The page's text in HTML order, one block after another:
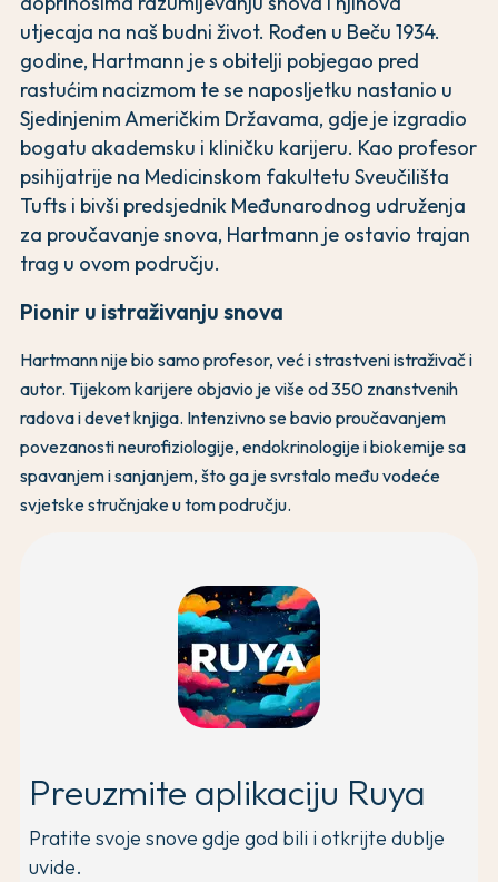
utjecaja na naš budni život. Rođen u Beču 1934.
godine, Hartmann je s obitelji pobjegao pred
rastućim nacizmom te se naposljetku nastanio u
Sjedinjenim Američkim Državama, gdje je izgradio
bogatu akademsku i kliničku karijeru. Kao profesor
psihijatrije na Medicinskom fakultetu Sveučilišta
Tufts i bivši predsjednik Međunarodnog udruženja
za proučavanje snova, Hartmann je ostavio trajan
trag u ovom području.
Pionir u istraživanju snova
Hartmann nije bio samo profesor, već i strastveni istraživač i
autor. Tijekom karijere objavio je više od 350 znanstvenih
radova i devet knjiga. Intenzivno se bavio proučavanjem
povezanosti neurofiziologije, endokrinologije i biokemije sa
spavanjem i sanjanjem, što ga je svrstalo među vodeće
svjetske stručnjake u tom području.
Preuzmite aplikaciju Ruya
Pratite svoje snove gdje god bili i otkrijte dublje
uvide.